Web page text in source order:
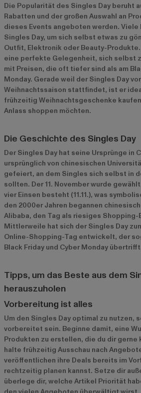
Die Popularität des Singles Day beruht
Rabatten und der großen Auswahl an
dieses Events angeboten werden. Viele
Singles Day, um sich selbst etwas zu
Outfit, Elektronik oder Beauty-
eine perfekte Gelegenheit, sich selbst
mit Preisen, die oft tiefer sind als am
Monday. Gerade weil der Singles Day
Weihnachtssaison stattfindet, ist er
frühzeitig Weihnachtsgeschenke
Anlass shoppen möchten.
Die Geschichte des Singles Day
Der Singles Day hat seine Ursprünge in
ursprünglich von chinesischen
gefeiert, an dem Singles sich selbst in
sollten. Der 11. November wurde
vier Einsen besteht (11.11.), was
den 2000er Jahren begannen
Alibaba, den Tag als riesiges
Mittlerweile hat sich der Singles Day
Online-Shopping-Tag entwickelt, der
Black Friday und Cyber Monday
Tipps, um das Beste aus dem
herauszuholen
Vorbereitung ist alles
Um den Singles Day optimal zu nutzen,
vorbereitet sein. Beginne damit, eine
Produkten zu erstellen, die du dir gerne
halte frühzeitig Ausschau nach
veröffentlichen ihre Deals bereits im
rechtzeitig planen kannst. Setze dir
überlege dir, welche Artikel Priorität